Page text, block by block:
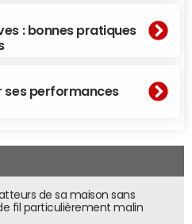
: bonnes pratiques
ses performances
de sa maison sans
fil particulièrement malin